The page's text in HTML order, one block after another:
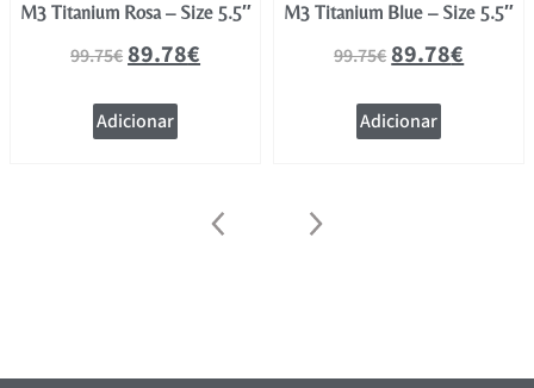
M3 Titanium Rosa – Size 5.5″
99.75€89.78€
Adicionar
M3 Titanium Blue – Size 5.5″
99.75€89.78€
Adicionar